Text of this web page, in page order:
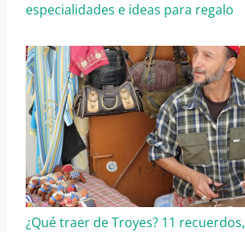
especialidades e ideas para regalo
¿Qué traer de Troyes? 11 recuerdos,